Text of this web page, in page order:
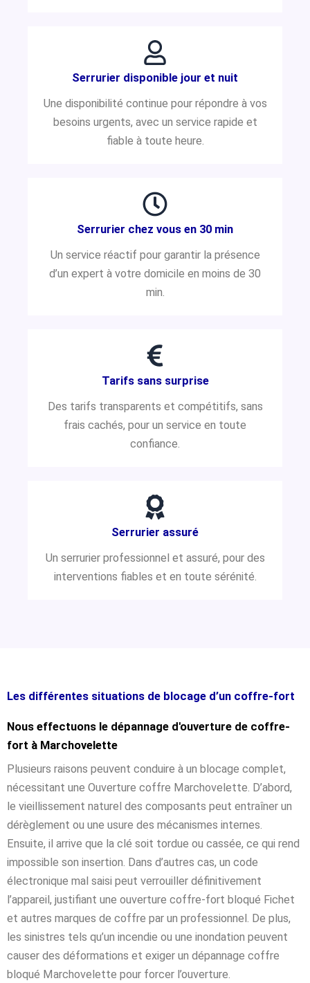
Serrurier disponible jour et nuit
Une disponibilité continue pour répondre à vos
besoins urgents, avec un service rapide et
fiable à toute heure.
Serrurier chez vous en 30 min
Un service réactif pour garantir la présence
d’un expert à votre domicile en moins de 30
min.
Tarifs sans surprise
Des tarifs transparents et compétitifs, sans
frais cachés, pour un service en toute
confiance.
Serrurier assuré
Un serrurier professionnel et assuré, pour des
interventions fiables et en toute sérénité.
Les différentes situations de blocage d’un coffre-fort
Nous effectuons le dépannage d'ouverture de coffre-
fort à Marchovelette
Plusieurs raisons peuvent conduire à un blocage complet,
nécessitant une Ouverture coffre Marchovelette. D’abord,
le vieillissement naturel des composants peut entraîner un
dérèglement ou une usure des mécanismes internes.
Ensuite, il arrive que la clé soit tordue ou cassée, ce qui rend
impossible son insertion. Dans d’autres cas, un code
électronique mal saisi peut verrouiller définitivement
l’appareil, justifiant une ouverture coffre-fort bloqué Fichet
et autres marques de coffre par un professionnel. De plus,
les sinistres tels qu’un incendie ou une inondation peuvent
causer des déformations et exiger un dépannage coffre
bloqué Marchovelette pour forcer l’ouverture.